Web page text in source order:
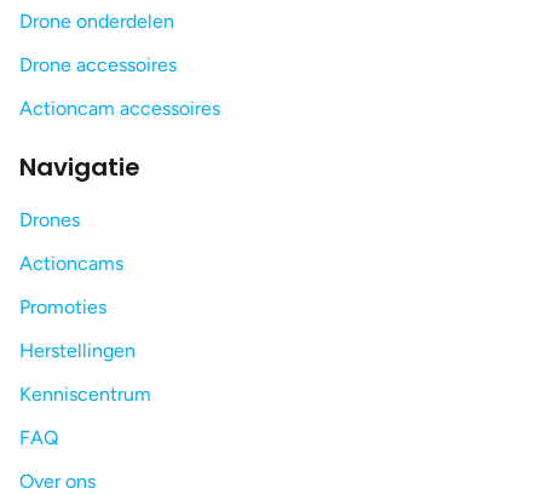
Drone onderdelen
Drone accessoires
Actioncam accessoires
Navigatie
Drones
Actioncams
Promoties
Herstellingen
Kenniscentrum
FAQ
Over ons